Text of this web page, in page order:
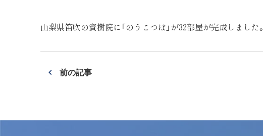
山梨県笛吹の寳樹院に「のうこつぼ」が32部屋が完成しました。
前の記事